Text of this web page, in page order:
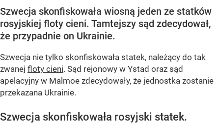
Szwecja skonfiskowała wiosną jeden ze statków
rosyjskiej floty cieni. Tamtejszy sąd zdecydował,
że przypadnie on Ukrainie.
Szwecja nie tylko skonfiskowała statek, należący do tak
zwanej floty cieni. Sąd rejonowy w Ystad oraz sąd
apelacyjny w Malmoe zdecydowały, że jednostka zostanie
przekazana Ukrainie.
Szwecja skonfiskowała rosyjski statek.